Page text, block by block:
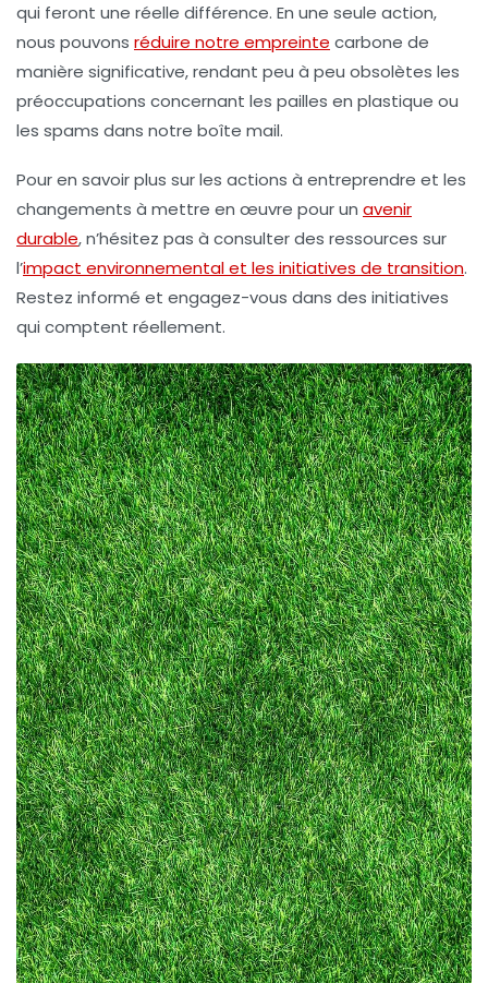
qui feront une réelle différence. En une seule action,
nous pouvons réduire notre empreinte carbone de
manière significative, rendant peu à peu obsolètes les
préoccupations concernant les pailles en plastique ou
les spams dans notre boîte mail.
Pour en savoir plus sur les actions à entreprendre et les
changements à mettre en œuvre pour un avenir
durable, n’hésitez pas à consulter des ressources sur
l’impact environnemental et les initiatives de transition.
Restez informé et engagez-vous dans des initiatives
qui comptent réellement.